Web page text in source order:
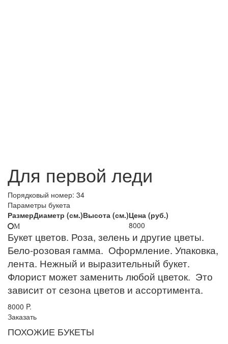
Для первой леди
Порядковый номер: 34
Параметры букета
РазмерДиаметр (см.)Высота (см.)Цена (руб.)
M 8000
Букет цветов. Роза, зелень и другие цветы.
Бело-розовая гамма. Оформление. Упаковка,
лента. Нежный и выразительный букет.
Флорист может заменить любой цветок. Это
зависит от сезона цветов и ассортимента.
8000 P.
Заказать
ПОХОЖИЕ БУКЕТЫ